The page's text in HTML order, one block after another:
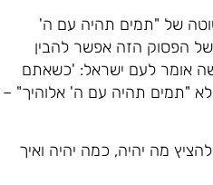
של "תמים תהיה עם ה'
הפסוק הזה אפשר להבין
אומר לעם ישראל: 'כשאתם
"תמים תהיה עם ה' אלוהיך" –
מה יהיה, כמה יהיה ואיך